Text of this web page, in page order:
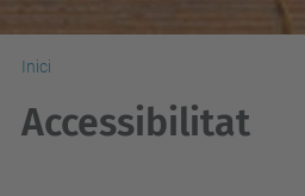
Inici
Accessibilitat